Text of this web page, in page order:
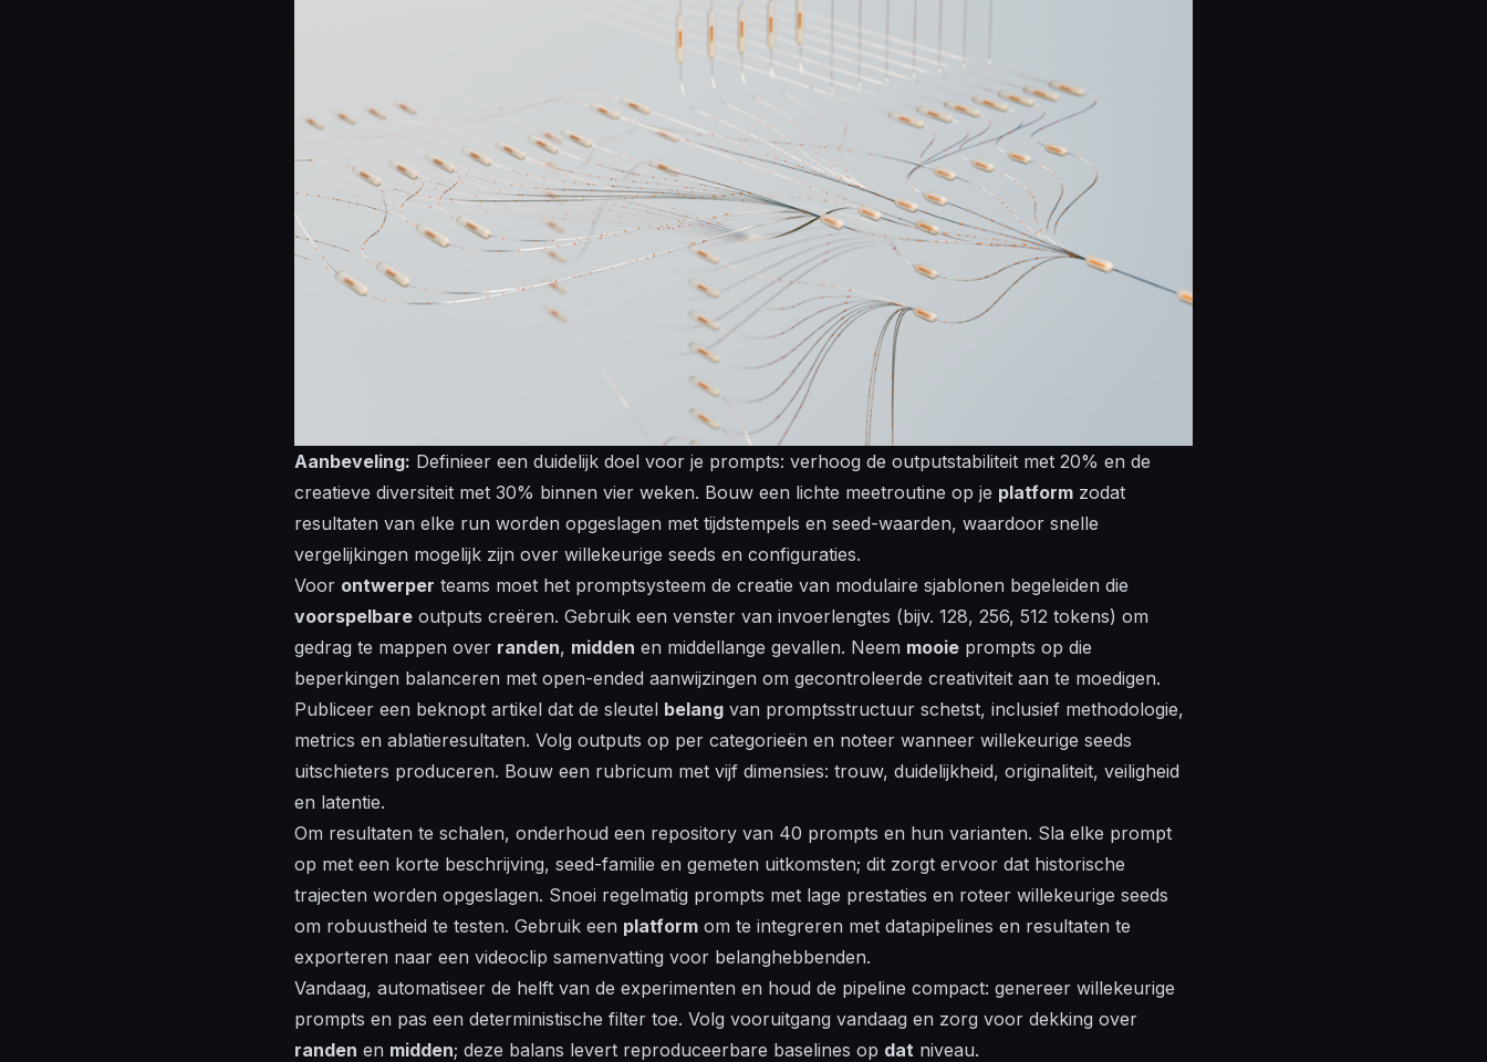
Aanbeveling: Definieer een duidelijk doel voor je prompts: verhoog de outputstabiliteit met 20% en de
creatieve diversiteit met 30% binnen vier weken. Bouw een lichte meetroutine op je platform zodat
resultaten van elke run worden opgeslagen met tijdstempels en seed-waarden, waardoor snelle
vergelijkingen mogelijk zijn over willekeurige seeds en configuraties.
Voor ontwerper teams moet het promptsysteem de creatie van modulaire sjablonen begeleiden die
voorspelbare outputs creëren. Gebruik een venster van invoerlengtes (bijv. 128, 256, 512 tokens) om
gedrag te mappen over randen, midden en middellange gevallen. Neem mooie prompts op die
beperkingen balanceren met open-ended aanwijzingen om gecontroleerde creativiteit aan te moedigen.
Publiceer een beknopt artikel dat de sleutel belang van promptsstructuur schetst, inclusief methodologie,
metrics en ablatieresultaten. Volg outputs op per categorieën en noteer wanneer willekeurige seeds
uitschieters produceren. Bouw een rubricum met vijf dimensies: trouw, duidelijkheid, originaliteit, veiligheid
en latentie.
Om resultaten te schalen, onderhoud een repository van 40 prompts en hun varianten. Sla elke prompt
op met een korte beschrijving, seed-familie en gemeten uitkomsten; dit zorgt ervoor dat historische
trajecten worden opgeslagen. Snoei regelmatig prompts met lage prestaties en roteer willekeurige seeds
om robuustheid te testen. Gebruik een platform om te integreren met datapipelines en resultaten te
exporteren naar een videoclip samenvatting voor belanghebbenden.
Vandaag, automatiseer de helft van de experimenten en houd de pipeline compact: genereer willekeurige
prompts en pas een deterministische filter toe. Volg vooruitgang vandaag en zorg voor dekking over
randen en midden; deze balans levert reproduceerbare baselines op dat niveau.